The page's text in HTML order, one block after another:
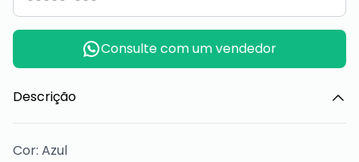
Consulte com um vendedor
Descrição
Cor: Azul